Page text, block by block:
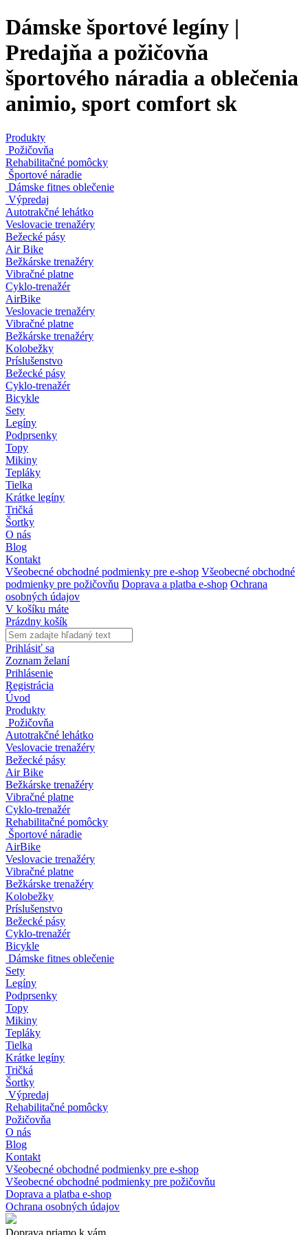
Dámske športové legíny |
Predajňa a požičovňa
športového náradia a oblečenia
animio, sport comfort sk
Produkty
Požičovňa
Rehabilitačné pomôcky
Športové náradie
Dámske fitnes oblečenie
Výpredaj
Autotrakčné lehátko
Veslovacie trenažéry
Bežecké pásy
Air Bike
Bežkárske trenažéry
Vibračné platne
Cyklo-trenažér
AirBike
Veslovacie trenažéry
Vibračné platne
Bežkárske trenažéry
Kolobežky
Príslušenstvo
Bežecké pásy
Cyklo-trenažér
Bicykle
Sety
Legíny
Podprsenky
Topy
Mikiny
Tepláky
Tielka
Krátke legíny
Tričká
Šortky
O nás
Blog
Kontakt
Všeobecné obchodné podmienky pre e-shop Všeobecné obchodné
podmienky pre požičovňu Doprava a platba e-shop Ochrana
osobných údajov
V košíku máte
Prázdny košík
Prihlásiť sa
Zoznam želaní
Prihlásenie
Registrácia
Úvod
Produkty
Požičovňa
Autotrakčné lehátko
Veslovacie trenažéry
Bežecké pásy
Air Bike
Bežkárske trenažéry
Vibračné platne
Cyklo-trenažér
Rehabilitačné pomôcky
Športové náradie
AirBike
Veslovacie trenažéry
Vibračné platne
Bežkárske trenažéry
Kolobežky
Príslušenstvo
Bežecké pásy
Cyklo-trenažér
Bicykle
Dámske fitnes oblečenie
Sety
Legíny
Podprsenky
Topy
Mikiny
Tepláky
Tielka
Krátke legíny
Tričká
Šortky
Výpredaj
Rehabilitačné pomôcky
Požičovňa
O nás
Blog
Kontakt
Všeobecné obchodné podmienky pre e-shop
Všeobecné obchodné podmienky pre požičovňu
Doprava a platba e-shop
Ochrana osobných údajov
Doprava priamo k vám